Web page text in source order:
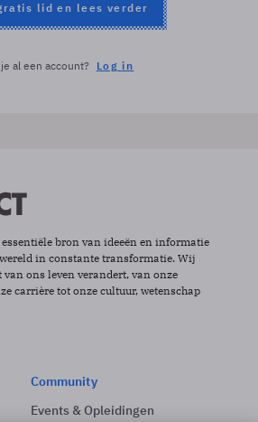
lid en lees verder
al een account? Log in
bron van ideeën en informatie
in constante transformatie. Wij
ons leven verandert, van onze
carrière tot onze cultuur, wetenschap
Community
Events & Opleidingen